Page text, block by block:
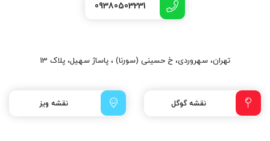
09380503231
تهران، سهروردی، خ حسینی (سورنا) ، پاساژ سهیل، پلاک 13
نقشه گوگل نقشه ویز